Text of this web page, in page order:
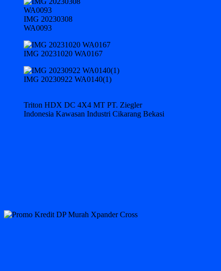
IMG 20230308
WA0093
IMG 20231020 WA0167
IMG 20230922 WA0140(1)
Triton HDX DC 4X4 MT PT. Ziegler
Indonesia Kawasan Industri Cikarang Bekasi